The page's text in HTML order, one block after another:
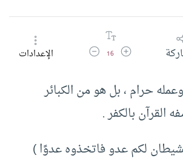
زيادة حجم الخط
16 تقليل حجم الخطالإعدادات
حرام ، بل هو من الكبائر
القرآن بالكفر .
لكم عدو فاتخذوه عدوًا )